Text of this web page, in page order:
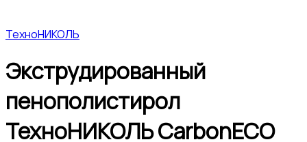
ТехноНИКОЛЬ
Экструдированный
пенополистирол
ТехноНИКОЛЬ CarbonECO